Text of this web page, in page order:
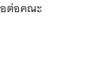
อต่อคณะ